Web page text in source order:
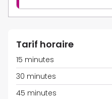
Tarif horaire
15 minutes
30 minutes
45 minutes